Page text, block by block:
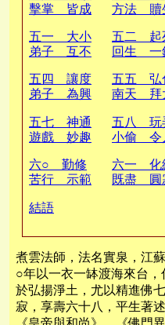
擊掌 皆成
方法 贖
五一 大小
弟子 互不
五二 起
回生 一
五四 讓度
弟子 為興
五五 弘
南天 拜
五七 神通
遊戲 妙趣
五八 玩
小偷 令
六○ 勤修
苦行 示範
六一 化
既盡 圓
結語
煮雲法師，法名實泉，江
○年以一衣一缽渡海來台
於弘揚淨土，尤以精進佛
寂，享壽六十八，平生著